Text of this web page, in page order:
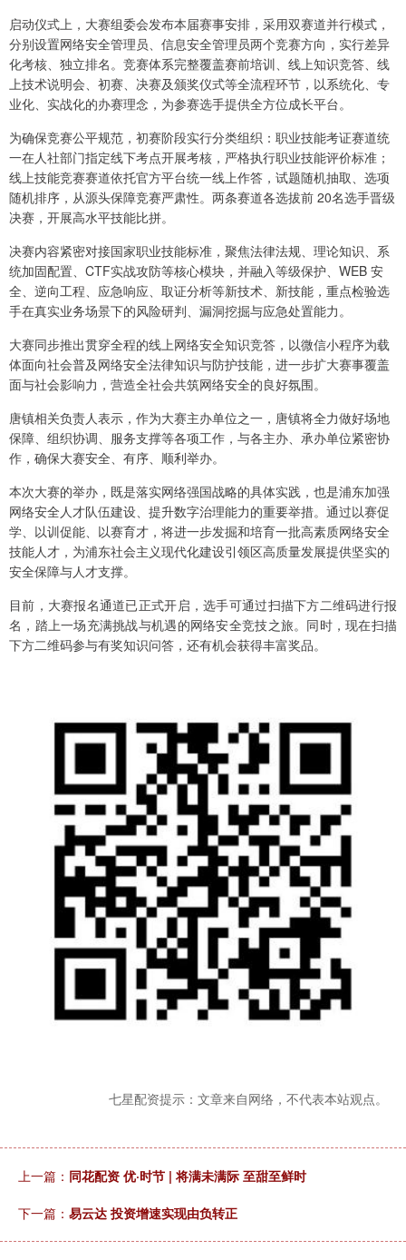
启动仪式上，大赛组委会发布本届赛事安排，采用双赛道并行模式，
分别设置网络安全管理员、信息安全管理员两个竞赛方向，实行差异
化考核、独立排名。竞赛体系完整覆盖赛前培训、线上知识竞答、线
上技术说明会、初赛、决赛及颁奖仪式等全流程环节，以系统化、专
业化、实战化的办赛理念，为参赛选手提供全方位成长平台。
为确保竞赛公平规范，初赛阶段实行分类组织：职业技能考证赛道统
一在人社部门指定线下考点开展考核，严格执行职业技能评价标准；
线上技能竞赛赛道依托官方平台统一线上作答，试题随机抽取、选项
随机排序，从源头保障竞赛严肃性。两条赛道各选拔前 20名选手晋级
决赛，开展高水平技能比拼。
决赛内容紧密对接国家职业技能标准，聚焦法律法规、理论知识、系
统加固配置、CTF实战攻防等核心模块，并融入等级保护、WEB 安
全、逆向工程、应急响应、取证分析等新技术、新技能，重点检验选
手在真实业务场景下的风险研判、漏洞挖掘与应急处置能力。
大赛同步推出贯穿全程的线上网络安全知识竞答，以微信小程序为载
体面向社会普及网络安全法律知识与防护技能，进一步扩大赛事覆盖
面与社会影响力，营造全社会共筑网络安全的良好氛围。
唐镇相关负责人表示，作为大赛主办单位之一，唐镇将全力做好场地
保障、组织协调、服务支撑等各项工作，与各主办、承办单位紧密协
作，确保大赛安全、有序、顺利举办。
本次大赛的举办，既是落实网络强国战略的具体实践，也是浦东加强
网络安全人才队伍建设、提升数字治理能力的重要举措。通过以赛促
学、以训促能、以赛育才，将进一步发掘和培育一批高素质网络安全
技能人才，为浦东社会主义现代化建设引领区高质量发展提供坚实的
安全保障与人才支撑。
目前，大赛报名通道已正式开启，选手可通过扫描下方二维码进行报
名，踏上一场充满挑战与机遇的网络安全竞技之旅。同时，现在扫描
下方二维码参与有奖知识问答，还有机会获得丰富奖品。
七星配资提示：文章来自网络，不代表本站观点。
上一篇： 同花配资 优·时节 | 将满未满际 至甜至鲜时
下一篇： 易云达 投资增速实现由负转正